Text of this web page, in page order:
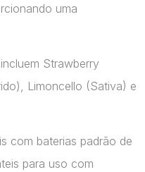
uma
Strawberry
Limoncello (Sativa) e
com baterias padrão de
para uso com